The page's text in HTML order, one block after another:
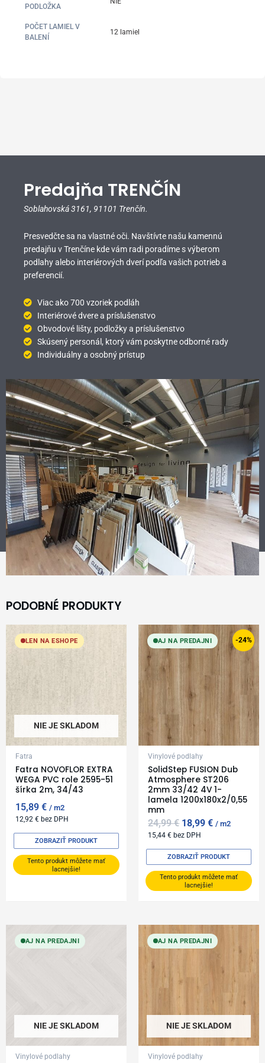
PODLOŽKA
POČET LAMIEL V
BALENÍ
12 lamiel
Predajňa TRENČÍN
Soblahovská 3161, 91101 Trenčín.
Presvedčte sa na vlastné oči. Navštívte našu kamennú
predajňu v Trenčíne kde vám radi poradíme s výberom
podlahy alebo interiérových dverí podľa vašich potrieb a
preferencií.
Viac ako 700 vzoriek podláh
Interiérové dvere a príslušenstvo
Obvodové lišty, podložky a príslušenstvo
Skúsený personál, ktorý vám poskytne odborné rady
Individuálny a osobný prístup
PODOBNÉ PRODUKTY
LEN NA ESHOPE
NIE JE SKLADOM
Fatra
Fatra NOVOFLOR EXTRA
WEGA PVC role 2595-51
šírka 2m, 34/43
15,89€ m2
12,92€ bez DPH
Tento produkt môžete mať
lacnejšie!
ZOBRAZIŤ PRODUKT
-24%
AJ NA PREDAJNI
Vinylové podlahy
SolidStep FUSION Dub
Atmosphere ST206
2mm 33/42 4V 1-
lamela 1200x180x2/0,55
mm
24,99€
Original
price
was:
24,99 €.
18,99€
Current
price
is:
18,99 €.
m2
15,44€ bez DPH
Tento produkt môžete mať
lacnejšie!
ZOBRAZIŤ PRODUKT
AJ NA PREDAJNI
NIE JE SKLADOM
Vinylové podlahy
AJ NA PREDAJNI
NIE JE SKLADOM
Vinylové podlahy